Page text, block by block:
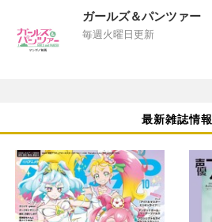
ガールズ＆パンツァー
毎週火曜日更新
最新雑誌情報